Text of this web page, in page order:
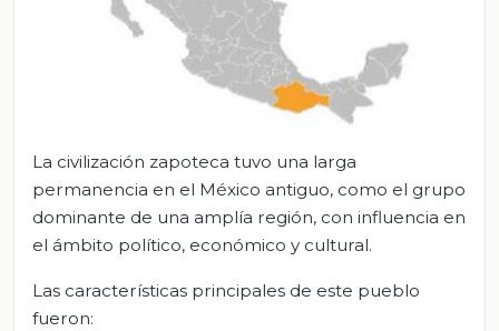
La civilización zapoteca tuvo una larga
permanencia en el México antiguo, como el grupo
dominante de una amplía región, con influencia en
el ámbito político, económico y cultural.
Las características principales de este pueblo
fueron: